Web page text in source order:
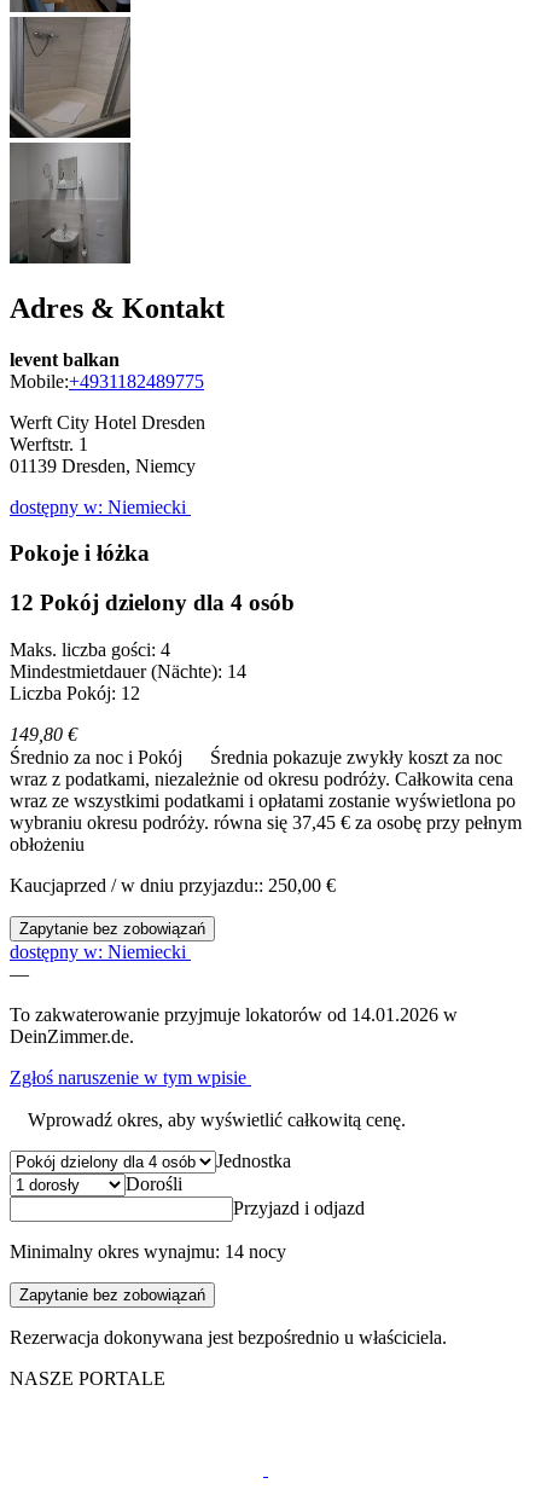
Adres & Kontakt
levent balkan
Mobile:+4931182489775
Werft City Hotel Dresden
Werftstr. 1
01139 Dresden, Niemcy
dostępny w: Niemiecki
Pokoje i łóżka
12 Pokój dzielony dla 4 osób
Maks. liczba gości: 4
Mindestmietdauer (Nächte): 14
Liczba Pokój: 12
149,80 €
Średnio za noc i Pokój
Średnia pokazuje zwykły koszt za noc
wraz z podatkami, niezależnie od okresu podróży. Całkowita cena
wraz ze wszystkimi podatkami i opłatami zostanie wyświetlona po
wybraniu okresu podróży. równa się 37,45 € za osobę przy pełnym
obłożeniu
Kaucjaprzed / w dniu przyjazdu:: 250,00 €
Zapytanie bez zobowiązań
dostępny w: Niemiecki
—
To zakwaterowanie przyjmuje lokatorów od 14.01.2026 w
DeinZimmer.de.
Zgłoś naruszenie w tym wpisie
Wprowadź okres, aby wyświetlić całkowitą cenę.
Jednostka
Dorośli
Przyjazd i odjazd
Minimalny okres wynajmu: 14 nocy
Zapytanie bez zobowiązań
Rezerwacja dokonywana jest bezpośrednio u właściciela.
NASZE PORTALE